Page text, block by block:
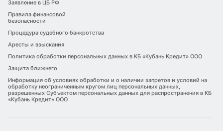
Заявление в ЦБ РФ
Правила финансовой
безопасности
Процедура судебного банкротства
Аресты и взыскания
Политика обработки персональных данных в КБ «Кубань Кредит» ООО
Защита ближнего
Информация об условиях обработки и о наличии запретов и условий на
обработку неограниченным кругом лиц персональных данных,
разрешенных Субъектом персональных данных для распространения в КБ
«Кубань Кредит» ООО